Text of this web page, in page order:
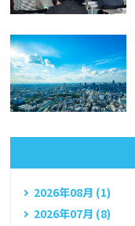
2026年08月 (1)
2026年07月 (8)